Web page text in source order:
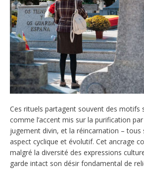
Ces rituels partagent souvent des motifs
comme l’accent mis sur la purification
jugement divin, et la réincarnation –
aspect cyclique et évolutif. Cet ancrage
malgré la diversité des expressions
garde intact son désir fondamental de